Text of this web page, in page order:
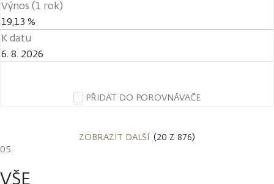
Výnos (1 rok)
19,13 %
K datu
6. 8. 2026
PŘIDAT DO POROVNÁVAČE
ZOBRAZIT DALŠÍ (20 Z 876)
VŠE